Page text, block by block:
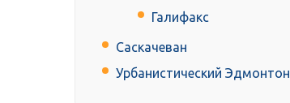
Галифакс
Саскачеван
Урбанистический Эдмонтон